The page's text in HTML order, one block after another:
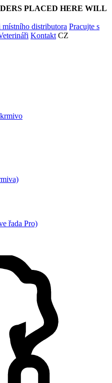
PLACED HERE WILL
místního distributora Pracujte s
Kontakt CZ
řada Pro)